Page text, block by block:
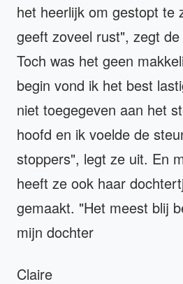
het heerlijk om gestopt te
geeft zoveel rust", zegt
Toch was het geen
begin vond ik het best
niet toegegeven aan het
hoofd en ik voelde de
stoppers", legt ze uit. En
heeft ze ook haar
gemaakt. "Het meest blij
mijn dochter
Claire